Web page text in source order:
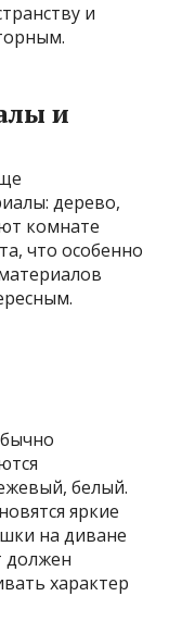
и
и
дерево,
комнате
что особенно
белый.
яркие
на диване
должен
характер